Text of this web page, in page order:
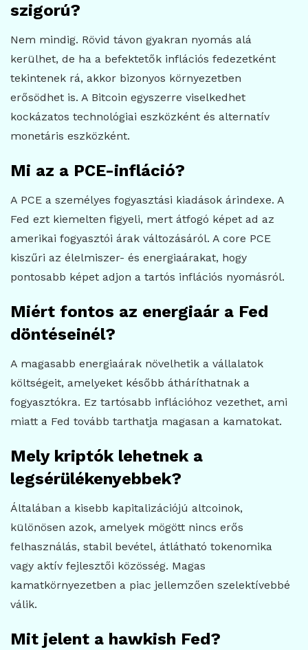
szigorú?
Nem mindig. Rövid távon gyakran nyomás alá
kerülhet, de ha a befektetők inflációs fedezetként
tekintenek rá, akkor bizonyos környezetben
erősödhet is. A Bitcoin egyszerre viselkedhet
kockázatos technológiai eszközként és alternatív
monetáris eszközként.
Mi az a PCE-infláció?
A PCE a személyes fogyasztási kiadások árindexe. A
Fed ezt kiemelten figyeli, mert átfogó képet ad az
amerikai fogyasztói árak változásáról. A core PCE
kiszűri az élelmiszer- és energiaárakat, hogy
pontosabb képet adjon a tartós inflációs nyomásról.
Miért fontos az energiaár a Fed
döntéseinél?
A magasabb energiaárak növelhetik a vállalatok
költségeit, amelyeket később átháríthatnak a
fogyasztókra. Ez tartósabb inflációhoz vezethet, ami
miatt a Fed tovább tarthatja magasan a kamatokat.
Mely kriptók lehetnek a
legsérülékenyebbek?
Általában a kisebb kapitalizációjú altcoinok,
különösen azok, amelyek mögött nincs erős
felhasználás, stabil bevétel, átlátható tokenomika
vagy aktív fejlesztői közösség. Magas
kamatkörnyezetben a piac jellemzően szelektívebbé
válik.
Mit jelent a hawkish Fed?